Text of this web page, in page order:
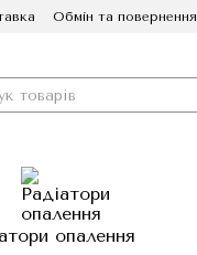
Обмін та повернення
опалення